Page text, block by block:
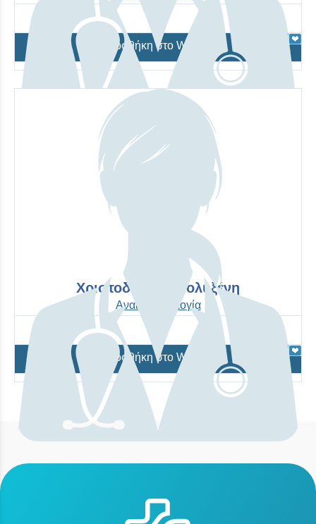
Προσθήκη στο Wishlist
Χριστοδούλου Πολυξένη
Αναισθησιολογία
Προσθήκη στο Wishlist